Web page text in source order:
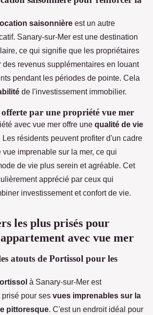
location saisonnière est un autre
Sanary-sur-Mer est une destination
ce qui signifie que les propriétaires
des revenus supplémentaires en louant
pendant les périodes de pointe. Cela
de l'investissement immobilier.
par une propriété vue mer
avec vue mer offre une qualité de vie
Les résidents peuvent profiter d'un cadre
imprenable sur la mer, ce qui
de vie plus serein et agréable. Cet
apprécié par ceux qui
investissement et confort de vie.
les plus prisés pour
avec vue mer
atouts de Portissol pour les
à Sanary-sur-Mer est
pour ses vues imprenables sur la
pittoresque. C'est un endroit idéal pour